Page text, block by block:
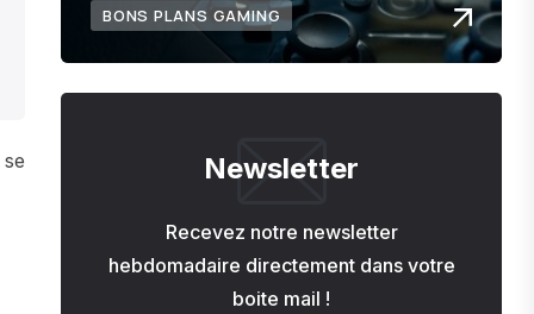
BONS PLANS GAMING
Newsletter
Recevez notre newsletter
hebdomadaire directement dans votre
boite mail !